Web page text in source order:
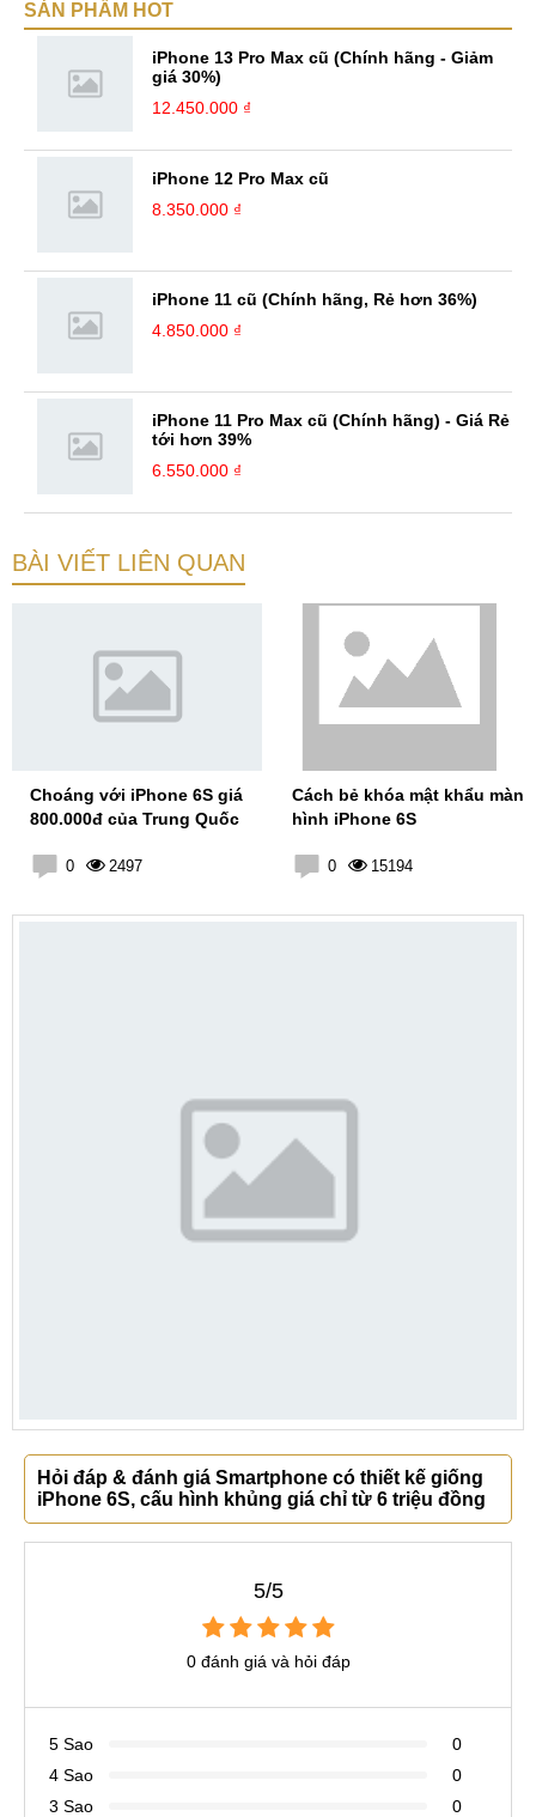
bản thân Đỗ Đức Sang, viết chính là gửi gắm lại những cảm xúc, cảm
SẢN PHẨM HOT
iPhone 13 Pro Max cũ (Chính hãng - Giảm
giá 30%)
12.450.000 ₫
iPhone 12 Pro Max cũ
8.350.000 ₫
iPhone 11 cũ (Chính hãng, Rẻ hơn 36%)
4.850.000 ₫
iPhone 11 Pro Max cũ (Chính hãng) - Giá Rẻ
tới hơn 39%
6.550.000 ₫
BÀI VIẾT LIÊN QUAN
Choáng với iPhone 6S giá
800.000đ của Trung Quốc
0 2497
Cách bẻ khóa mật khẩu màn
hình iPhone 6S
0 15194
Hỏi đáp & đánh giá Smartphone có thiết kế giống
iPhone 6S, cấu hình khủng giá chỉ từ 6 triệu đồng
5/5
0 đánh giá và hỏi đáp
5 Sao
0
4 Sao
0
3 Sao
0